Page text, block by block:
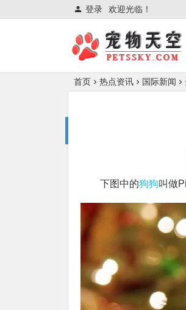
欢迎光临！
登录
首页 热点资讯 国际新闻
下图中的狗狗叫做